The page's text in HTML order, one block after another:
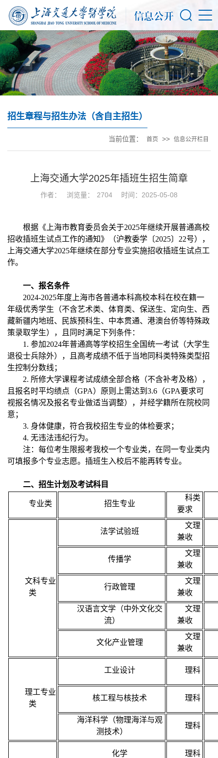
招生章程与招生办法（含自主招生）
当前位置： 首页 >> 信息公开栏目
上海交通大学2025年插班生招生简章
作者： 浏览量： 2704 时间：2025-05-08
根据《上海市教育委员会关于2025年继续开展普通高校
招收插班生试点工作的通知》（沪教委学〔2025〕22号），
上海交通大学2025年继续在部分专业实施招收插班生试点工
作。
一、报名条件
2024-2025年度上海市各普通本科高校本科在校在籍一
年级优秀学生（不含艺术类、体育类、保送生、定向生、西
藏新疆内地班、民族预科生、中本贯通、港澳台侨等特殊政
策录取学生），且同时满足下列条件：
1. 参加2024年普通高等学校招生全国统一考试（大学生
退役士兵除外），且高考成绩不低于当地同科类特殊类型招
生控制分数线；
2. 所修大学课程考试成绩全部合格（不含补考及格），
且报名时平均绩点（GPA）原则上需达到3.6（GPA要求可
视报名情况及报名专业做适当调整），并经学籍所在院校同
意；
3. 身体健康，符合我校招生专业的体检要求；
4. 无违法违纪行为。
注：每位考生限报考我校一个专业类，在同一专业类内
可填报多个专业志愿。插班生入校后不能再转专业。
二、招生计划及考试科目
专业类 招生专业
科类
要求
文科专业
类
法学试验班
文理
兼收
传播学
文理
兼收
行政管理
文理
兼收
汉语言文学（中外文化交
流）
文理
兼收
文化产业管理
文理
兼收
理工专业
类
工业设计 理科
核工程与核技术 理科
海洋科学（物理海洋与观
测技术）
理科
化学 理科